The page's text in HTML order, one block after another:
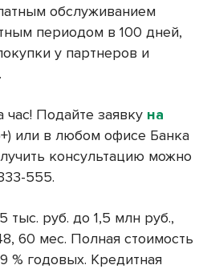
обслуживанием
периодом в 100 дней,
у партнеров и
Подайте заявку на
или в любом офисе Банка
консультацию можно
555.
руб. до 1,5 млн руб.,
60 мес. Полная стоимость
% годовых. Кредитная